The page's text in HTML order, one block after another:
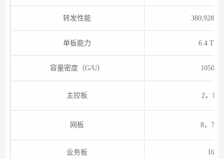
转发性能 380,928
单板能力 6.4 Tbps
容量密度（G/U） 105022
主控板 2，1:1
网板 8，7+1
业务板 16